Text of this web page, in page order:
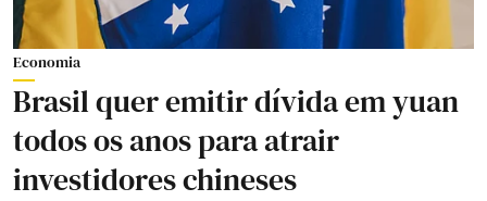
Economia
Brasil quer emitir dívida em yuan
todos os anos para atrair
investidores chineses